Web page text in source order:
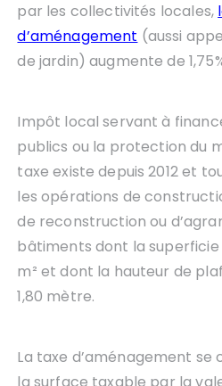
par les collectivités locales,
d’aménagement (aussi
de jardin) augmente de
Impôt local servant à
publics ou la protection du
taxe existe depuis 2012 et
les opérations de
de reconstruction ou
bâtiments dont la superficie
m² et dont la hauteur de
1,80 mètre.
La taxe d’aménagement
la surface taxable par la